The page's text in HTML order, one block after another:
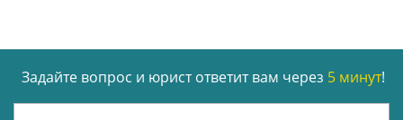
Задайте вопрос и юрист ответит вам через 5 минут!